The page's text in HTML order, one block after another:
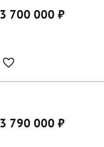
3 700 000 ₽
3 790 000 ₽